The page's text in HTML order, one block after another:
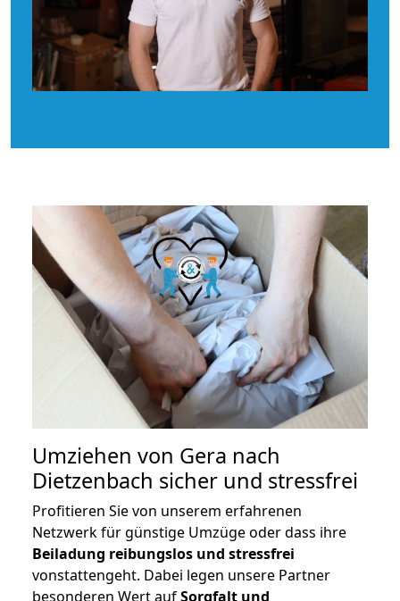
Umziehen von Gera nach
Dietzenbach sicher und stressfrei
Profitieren Sie von unserem erfahrenen
Netzwerk für günstige Umzüge oder dass ihre
Beiladung reibungslos und stressfrei
vonstattengeht. Dabei legen unsere Partner
besonderen Wert aufSorgfalt und